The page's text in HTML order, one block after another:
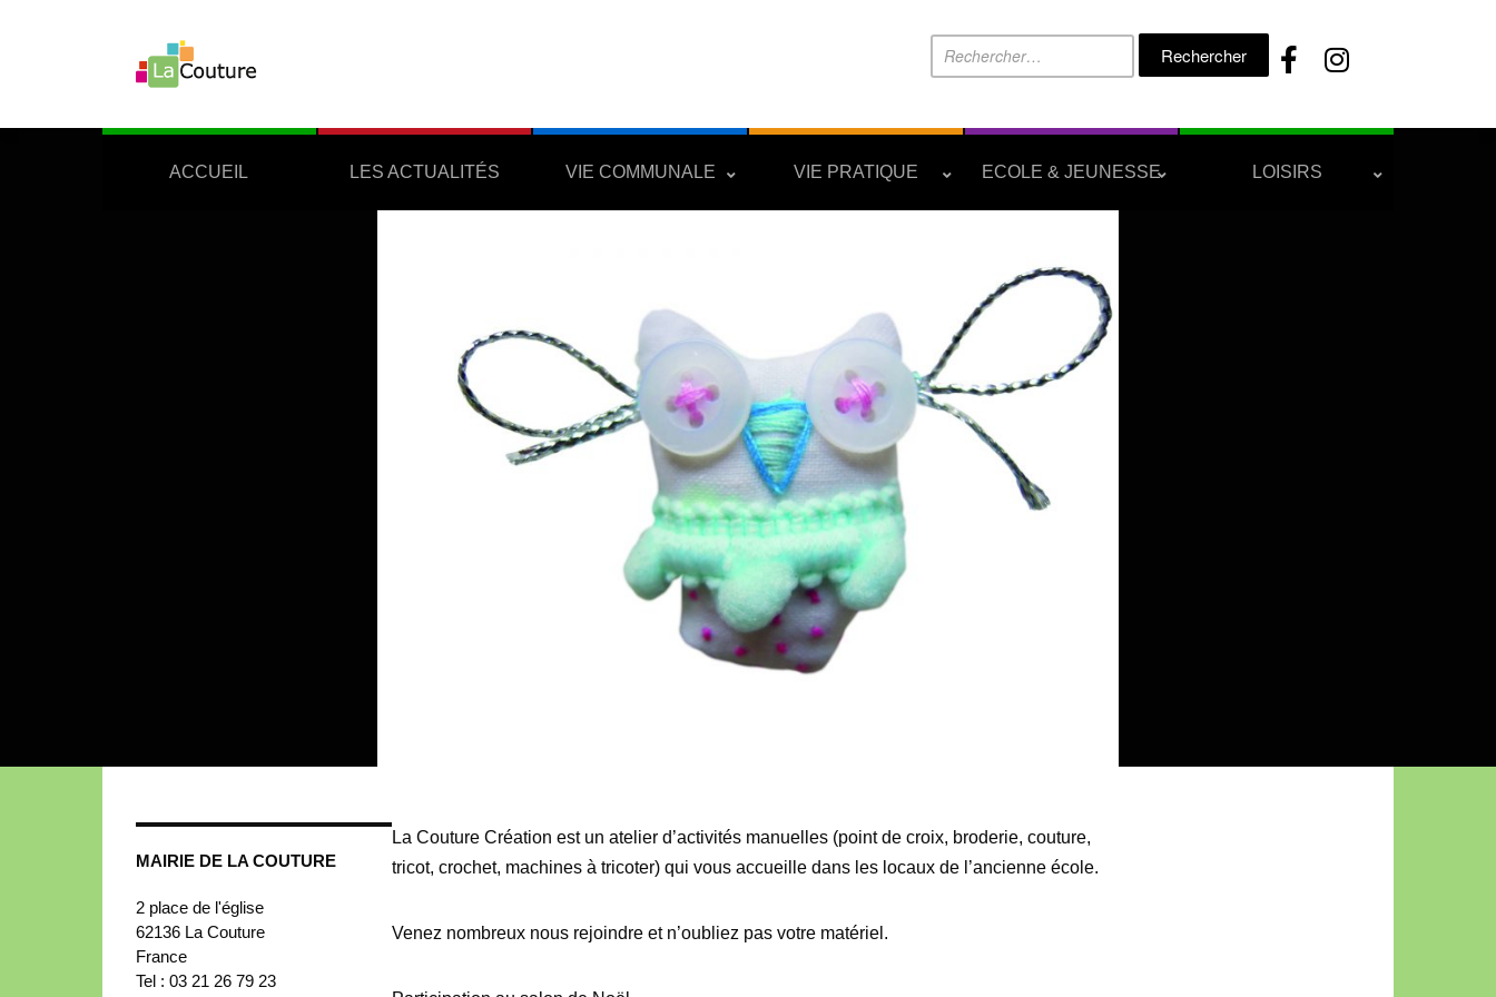
Rechercher :
ACCUEIL LES ACTUALITÉS VIE COMMUNALE VIE PRATIQUE ECOLE & JEUNESSE LOISIRS
MAIRIE DE LA COUTURE
2 place de l'église
62136 La Couture
France
Tel : 03 21 26 79 23
La Couture Création est un atelier d’activités manuelles (point de croix, broderie, couture,
tricot, crochet, machines à tricoter) qui vous accueille dans les locaux de l’ancienne école.
Venez nombreux nous rejoindre et n’oubliez pas votre matériel.